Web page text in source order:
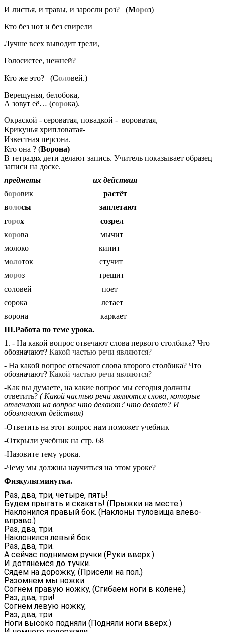
И листья, и травы, и заросли роз? (Мороз)
Кто без нот и без свирели
Лучше всех выводит трели,
Голосистее, нежней?
Кто же это? (Соловей.)
Верещунья, белобока,
А зовут её… (сорока).
Окраской - сероватая, повадкой - вороватая,
Крикунья хрипловатая-
Известная персона.
Кто она ? (Ворона)
В тетрадях дети делают запись. Учитель показывает образец
записи на доске.
предметы их действия
боровик растёт
волосы заплетают
горох созрел
корова мычит
молоко кипит
молоток стучит
мороз трещит
соловей поет
сорока летает
ворона каркает
III.Работа по теме урока.
1. - На какой вопрос отвечают слова первого столбика? Что
обозначают? Какой частью речи являются?
- На какой вопрос отвечают слова второго столбика? Что
обозначают? Какой частью речи являются?
-Как вы думаете, на какие вопрос мы сегодня должны
ответить? ( Какой частью речи являются слова, которые
отвечают на вопрос что делают? что делает? И
обозначают действия)
-Ответить на этот вопрос нам поможет учебник
-Открыли учебник на стр. 68
-Назовите тему урока.
-Чему мы должны научиться на этом уроке?
Физкультминутка.
Раз, два, три, четыре, пять!
Будем прыгать и скакать! (Прыжки на месте.)
Наклонился правый бок. (Наклоны туловища влево-
вправо.)
Раз, два, три.
Наклонился левый бок.
Раз, два, три.
А сейчас поднимем ручки (Руки вверх.)
И дотянемся до тучки.
Сядем на дорожку, (Присели на пол.)
Разомнем мы ножки.
Согнем правую ножку, (Сгибаем ноги в колене.)
Раз, два, три!
Согнем левую ножку,
Раз, два, три.
Ноги высоко подняли (Подняли ноги вверх.)